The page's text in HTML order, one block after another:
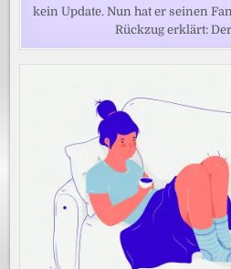
kein Update. Nun hat er seinen
Rückzug erklärt: